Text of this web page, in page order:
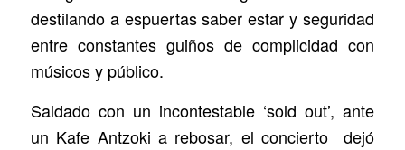
destilando a espuertas saber estar y seguridad
entre constantes guiños de complicidad con
músicos y público.
Saldado con un incontestable ‘sold out’, ante
un Kafe Antzoki a rebosar, el concierto dejó